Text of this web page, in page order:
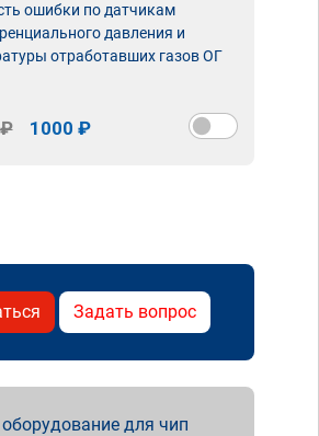
ошибки по датчикам
давления и
отработавших газов ОГ
1000 ₽
Задать вопрос
для чип